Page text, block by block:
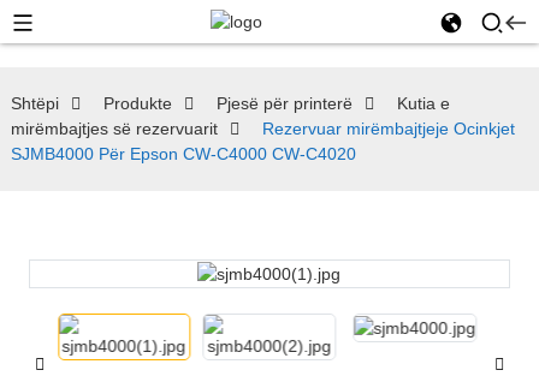
Shtëpi Produkte Pjesë për printerë
Kutia e
mirëmbajtjes së rezervuarit
Rezervuar mirëmbajtjeje Ocinkjet
SJMB4000 Për Epson CW-C4000 CW-C4020